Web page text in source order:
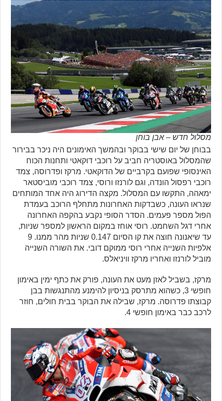
מסלול חדש – אבן בוחן
בבוחן של יום שישי בבוקר ובהמשך האימונים היה ניכר בבירור
שהמסלול באוסטריה חביב על רוכבי דוקאטי ותחנות הכוח
האינסופי שפועם בקרביים של הדוקאטי. מרקז ופדרוסה, צמד
רוכבי רפסול הונדה, וגם לורנזו ורוסי, צמד רוכבי מוביסטאר
ימאהה, התקשו עם המסלול. מקצה הדירוג היה אחד המותחים
שנראו העונה, כשבדקות האחרונות מתחלף הרוכב בעמדת
הפול מספר פעמים. הסדר הסופי נקבע בהקפה האחרונה
אחרי דגל השחמט. רוסי אוחז במקום הראשון למספר שניות,
עד שיאנונה חוצה את קו הסיום 0.147 שניות מהר ממנו. 9
אלפיות השנייה אחרי רוסי ממוקם דובי. את השורה השנייה
מוביל לורנזו ואחריו מרקז וויניאלס.
מרקז, בשביל לאזן מעט את העונה, פורק את כתף ימין באימון
חופשי 3, כשהוא מתרסק בניסיון להימנע מהתנגשות בבן
קבוצתו פדרוסה. מרקז, שבילה את הבוקר בבית חולים, חוזר
לרכב כבר באימון חופשי 4.